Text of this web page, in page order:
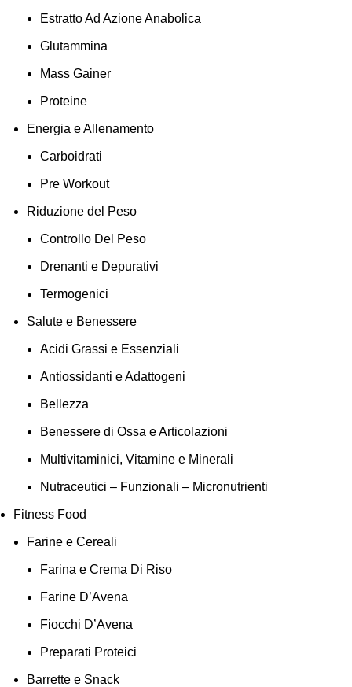
Estratto Ad Azione Anabolica
Glutammina
Mass Gainer
Proteine
Energia e Allenamento
Carboidrati
Pre Workout
Riduzione del Peso
Controllo Del Peso
Drenanti e Depurativi
Termogenici
Salute e Benessere
Acidi Grassi e Essenziali
Antiossidanti e Adattogeni
Bellezza
Benessere di Ossa e Articolazioni
Multivitaminici, Vitamine e Minerali
Nutraceutici – Funzionali – Micronutrienti
Fitness Food
Farine e Cereali
Farina e Crema Di Riso
Farine D’Avena
Fiocchi D’Avena
Preparati Proteici
Barrette e Snack